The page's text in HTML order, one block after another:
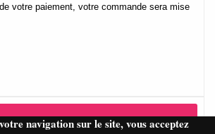
navigation sur le site, vous acceptez
votre paiement, votre commande sera mise